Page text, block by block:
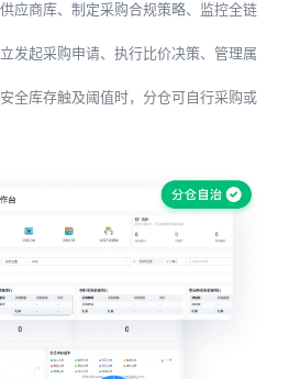
应商库、制定采购合规策略、监控全链
发起采购申请、执行比价决策、管理属
全库存触及阈值时，分仓可自行采购或